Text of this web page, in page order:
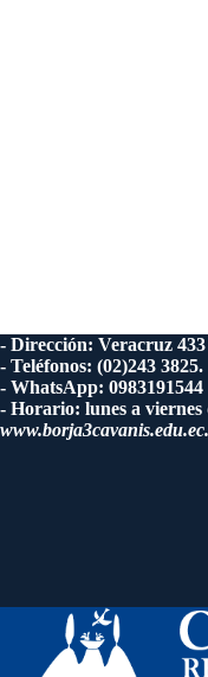
- Dirección: Veracruz
- Teléfonos: (02)243 3825.
- WhatsApp: 0983191544
- Horario: lunes a viernes
www.borja3cavanis.edu.ec.